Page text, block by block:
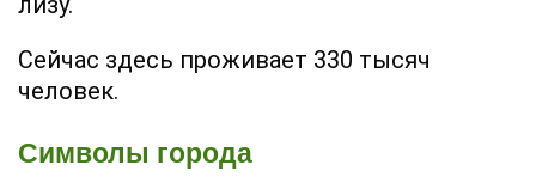
Сейчас здесь проживает 330 тысяч
человек.
Символы города